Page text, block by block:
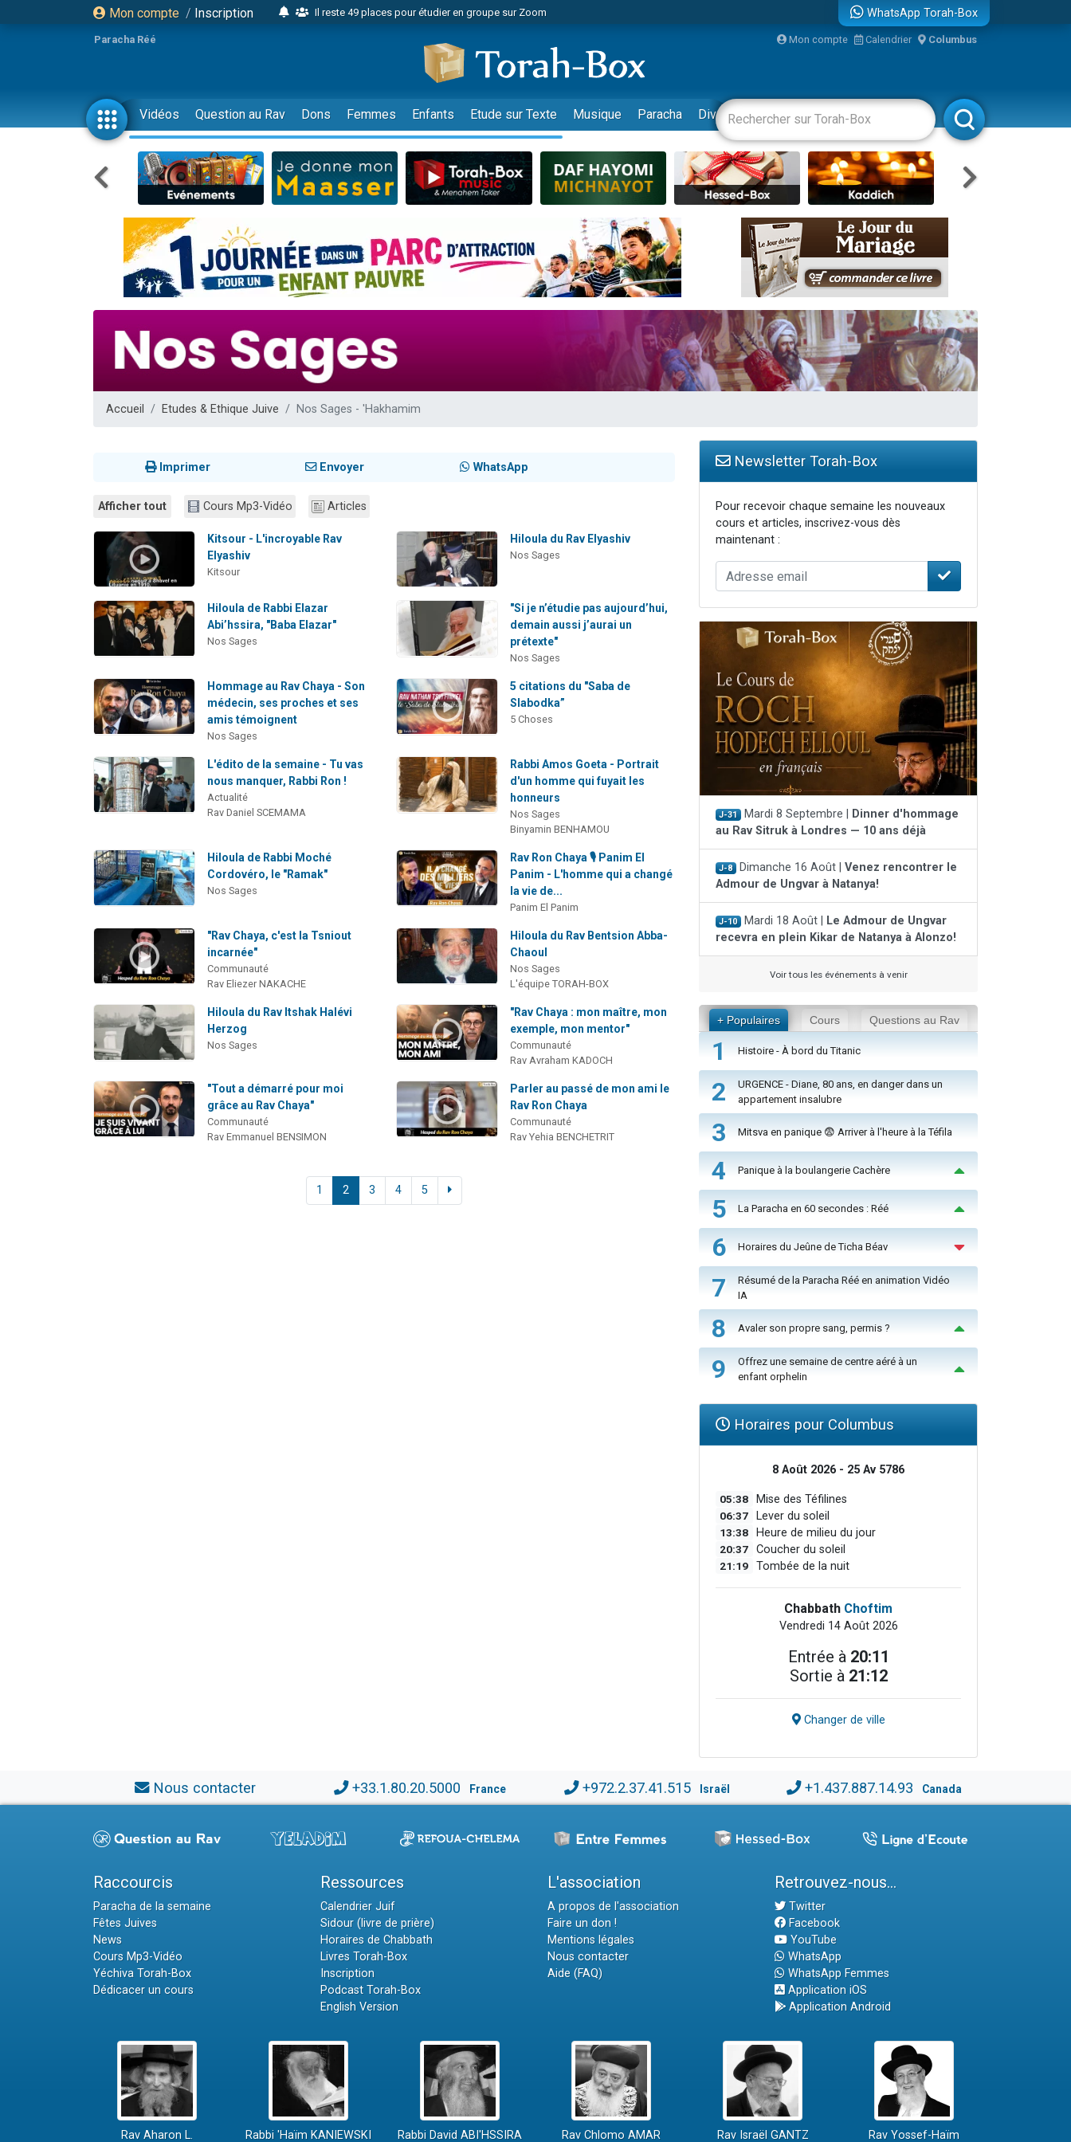
Mon compte / Inscription
Il reste 49 places pour étudier en groupe sur Zoom
2 personnes viennent de nous rejoindre sur WhatsApp
6 personnes viennent de nous rejoindre sur WhatsApp
4 personnes viennent de faire un don pour Reloger Rivka, 6 enfants, victime de violences...
2 personnes viennent de faire un don pour 1 Journée de Vacances Pour les Enfants
17 personnes viennent de demander une bénédiction
4 personnes viennent de nous rejoindre sur WhatsApp
Il reste 49 places pour étudier en groupe sur Zoom
4 personnes viennent de nous rejoindre sur WhatsApp
3 personnes viennent de nous rejoindre sur WhatsApp
Odaya vient de donner son Maasser
3 personnes viennent de faire un don pour 5 jours de vacances aux Orphelins
2 personnes viennent de nous rejoindre sur WhatsApp
13 personnes viennent de demander une bénédiction
30 personnes viennent de faire un don pour Sauvez la jambe de Yohan
Il reste 49 places pour étudier en groupe sur Zoom
29 personnes viennent de demander une bénédiction
WhatsApp Torah-Box
Paracha Réé Mon compte Calendrier Columbus
Vidéos Question au Rav Dons Femmes Enfants Etude sur Texte Musique Paracha Divertissements Livres Rabbanim
Accueil Etudes & Ethique Juive Nos Sages - 'Hakhamim
Imprimer Envoyer WhatsApp
Afficher tout Cours Mp3-Vidéo Articles
Kitsour - L'incroyable Rav
Elyashiv
Kitsour
Hiloula du Rav Elyashiv
Nos Sages
Hiloula de Rabbi Elazar
Abi’hssira, "Baba Elazar"
Nos Sages
"Si je n’étudie pas aujourd’hui,
demain aussi j’aurai un
prétexte"
Nos Sages
Hommage au Rav Chaya - Son
médecin, ses proches et ses
amis témoignent
Nos Sages
5 citations du "Saba de
Slabodka”
5 Choses
L'édito de la semaine - Tu vas
nous manquer, Rabbi Ron !
Actualité
Rav Daniel SCEMAMA
Rabbi Amos Goeta - Portrait
d'un homme qui fuyait les
honneurs
Nos Sages
Binyamin BENHAMOU
Hiloula de Rabbi Moché
Cordovéro, le "Ramak"
Nos Sages
Rav Ron Chaya 🎙️ Panim El
Panim - L'homme qui a changé
la vie de...
Panim El Panim
"Rav Chaya, c'est la Tsniout
incarnée"
Communauté
Rav Eliezer NAKACHE
Hiloula du Rav Bentsion Abba-
Chaoul
Nos Sages
L'équipe TORAH-BOX
Hiloula du Rav Itshak Halévi
Herzog
Nos Sages
"Rav Chaya : mon maître, mon
exemple, mon mentor"
Communauté
Rav Avraham KADOCH
"Tout a démarré pour moi
grâce au Rav Chaya"
Communauté
Rav Emmanuel BENSIMON
Parler au passé de mon ami le
Rav Ron Chaya
Communauté
Rav Yehia BENCHETRIT
1 2 3 4 5
Newsletter Torah-Box
Pour recevoir chaque semaine les nouveaux
cours et articles, inscrivez-vous dès
maintenant :
J-31 Mardi 8 Septembre |
Dinner d'hommage
au Rav Sitruk à Londres — 10 ans déjà
J-8 Dimanche 16 Août | Venez rencontrer le
Admour de Ungvar à Natanya!
J-10 Mardi 18 Août |
Le Admour de Ungvar
recevra en plein Kikar de Natanya à Alonzo!
Voir tous les événements à venir
+ Populaires Cours Questions au Rav
1 Histoire - À bord du Titanic
2
URGENCE - Diane, 80 ans, en danger dans un
appartement insalubre
3 Mitsva en panique 😨 Arriver à l'heure à la Téfila
4 Panique à la boulangerie Cachère
5 La Paracha en 60 secondes : Réé
6 Horaires du Jeûne de Ticha Béav
7
Résumé de la Paracha Réé en animation Vidéo
IA
8 Avaler son propre sang, permis ?
9
Offrez une semaine de centre aéré à un
enfant orphelin
Horaires pour Columbus
8 Août 2026 - 25 Av 5786
05:38 Mise des Téfilines
06:37 Lever du soleil
13:38 Heure de milieu du jour
20:37 Coucher du soleil
21:19 Tombée de la nuit
Chabbath Choftim
Vendredi 14 Août 2026
Entrée à 20:11
Sortie à 21:12
Changer de ville
Nous contacter +33.1.80.20.5000 France +972.2.37.41.515 Israël +1.437.887.14.93 Canada
Raccourcis
Paracha de la semaine
Fêtes Juives
News
Cours Mp3-Vidéo
Yéchiva Torah-Box
Dédicacer un cours
Ressources
Calendrier Juif
Sidour (livre de prière)
Horaires de Chabbath
Livres Torah-Box
Inscription
Podcast Torah-Box
English Version
L'association
A propos de l'association
Faire un don !
Mentions légales
Nous contacter
Aide (FAQ)
Retrouvez-nous...
Twitter
Facebook
YouTube
WhatsApp
WhatsApp Femmes
Application iOS
Application Android
Rav Aharon L. Rabbi 'Haïm KANIEWSKI Rabbi David ABI'HSSIRA Rav Chlomo AMAR Rav Israël GANTZ Rav Yossef-Haïm